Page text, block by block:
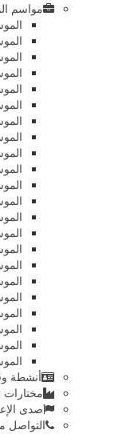
مواسم
أنشطة
مختارات
صدى
التواصل